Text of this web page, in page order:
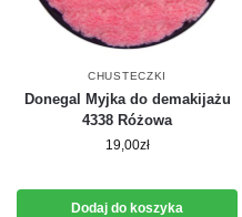
CHUSTECZKI
Donegal Myjka do demakijażu
4338 Różowa
19,00zł
Dodaj do koszyka